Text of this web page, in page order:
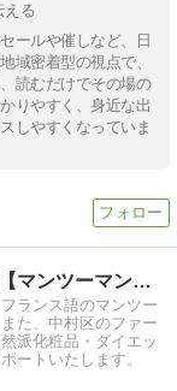
える
ールや催しなど、日
域密着型の視点で、
読むだけでその場の
りやすく、身近な出
しやすくなっていま
名古屋で英語・フランス語【マンツーマンレッスン】
ランス語のマンツー
た、中村区のファー
派化粧品・ダイエッ
ートいたします。